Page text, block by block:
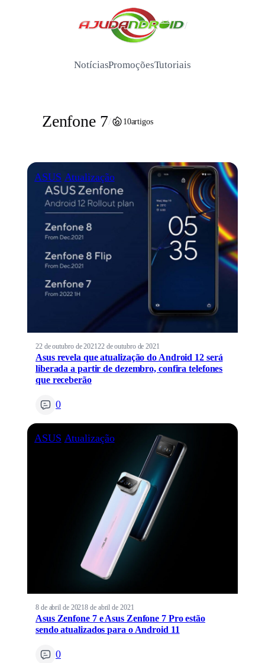
/
NotíciasPromoçõesTutoriais
Zenfone 7/ 10artigos
ASUS Atualização
22 de outubro de 202122 de outubro de 2021
Asus revela que atualização do Android 12 será
liberada a partir de dezembro, confira telefones
que receberão
0
ASUS Atualização
8 de abril de 20218 de abril de 2021
Asus Zenfone 7 e Asus Zenfone 7 Pro estão
sendo atualizados para o Android 11
0